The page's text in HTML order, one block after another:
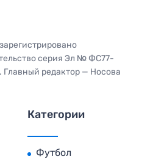
серия Эл № ФС77-
Главный редактор — Носова
Категории
Футбол